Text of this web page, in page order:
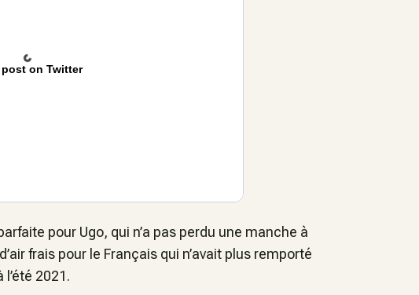
post on Twitter
pour Ugo, qui n’a pas perdu une manche à
frais pour le Français qui n’avait plus remporté
l’été 2021.